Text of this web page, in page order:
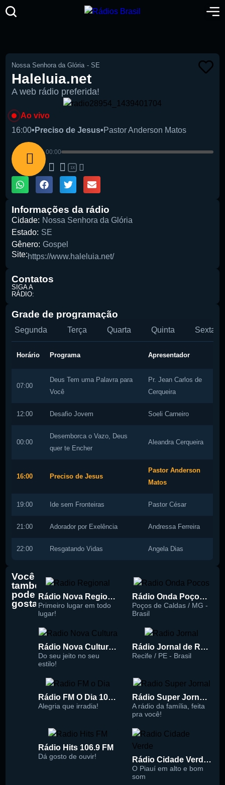
Pesquise aqui a sua rádio favorita:
Buscar rádio
Nossa Senhora da Glória -SE
Haleluia.net
A web rádio preferida!
Ao vivo
16:00• Preciso de Jesus•Pastor Anderson Matos
00:00
1X
Informações da rádio
Cidade: Nossa Senhora da Glória
Estado: SE
Gênero: Gospel
Site:https://www.haleluia.net/
Contatos
SIGA A
RÁDIO:
Grade de programação
Segunda Terça Quarta Quinta Sexta
Horário Programa Apresentador
07:00
Deus Tem uma Palavra para
Você
Pr. Jean Carlos de
Cerqueira
12:00 Desafio Jovem Soeli Carneiro
00:00
Desemborca o Vazo, Deus
quer te Encher
Aleandra Cerqueira
16:00 Preciso de Jesus
Pastor Anderson
Matos
19:00 Ide sem Fronteiras Pastor César
21:00 Adorador por Exelência Andressa Ferreira
22:00 Resgatando Vidas Angela Dias
Você
também
pode
gostar
Rádio Nova Regional 91.5 FM
Primeiro lugar em todo
lugar!
Rádio Onda Poços 96.7 FM
Poços de Caldas / MG -
Brasil
Rádio Nova Cultura 93.1 FM
Do seu jeito no seu
estilo!
Rádio Jornal de Recife 90.3 FM
Recife / PE - Brasil
Rádio FM O Dia 100.5
Alegria que irradia!
Rádio Super Jornal 105.7 FM
A rádio da família, feita
pra você!
Rádio Hits 106.9 FM
Dá gosto de ouvir! Rádio Cidade Verde 93.5 FM
O Piauí em alto e bom
som